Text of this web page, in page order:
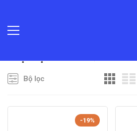
( Hiển thị
Bộ lọc
-19%